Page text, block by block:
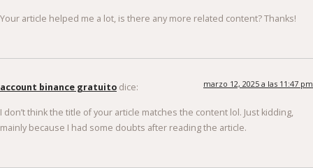
Your article helped me a lot, is there any more related content? Thanks!
account binance gratuito dice: marzo 12, 2025 a las 11:47 pm
I don’t think the title of your article matches the content lol. Just kidding,
mainly because I had some doubts after reading the article.